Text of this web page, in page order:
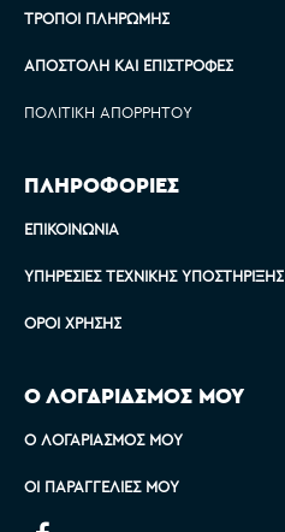
ΤΡΌΠΟΙ ΠΛΗΡΩΜΉΣ
ΑΠΟΣΤΟΛΉ ΚΑΙ ΕΠΙΣΤΡΟΦΈΣ
ΠΟΛΙΤΙΚΉ ΑΠΟΡΡΉΤΟΥ
ΠΛΗΡΟΦΟΡΙΕΣ
ΕΠΙΚΟΙΝΩΝΊΑ
ΥΠΗΡΕΣΊΕΣ ΤΕΧΝΙΚΉΣ ΥΠΟΣΤΉΡΙΞΗΣ
ΌΡΟΙ ΧΡΉΣΗΣ
Ο ΛΟΓΑΡΙΑΣΜΟΣ ΜΟΥ
Ο ΛΟΓΑΡΙΑΣΜΌΣ ΜΟΥ
ΟΙ ΠΑΡΑΓΓΕΛΊΕΣ ΜΟΥ